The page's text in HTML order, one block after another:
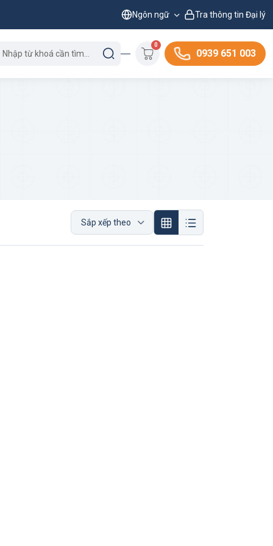
Ngôn ngữ Tra thông tin Đại lý
0
0939 651 003